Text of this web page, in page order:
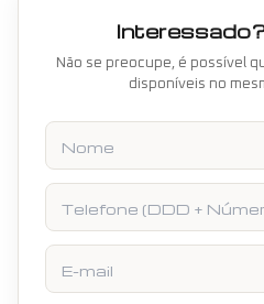
Não se preocupe, é possível
disponíveis no
Nome
Telefone
E-mail